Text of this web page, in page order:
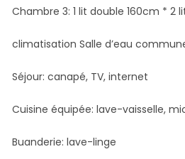
Chambre 3: 1 lit double 160cm * 2
climatisation Salle d’eau
Séjour: canapé, TV, internet
Cuisine équipée: lave-vaisselle,
Buanderie: lave-linge